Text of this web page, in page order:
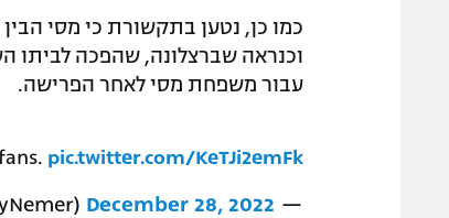
כמו כן, נטען בתקשורת כי מסי
וכנראה שברצלונה, שהפכה לביתו
עבור משפחת מסי לאחר הפרישה.
pic.twitter.com/KeTJi2emFk
— Roy Nemer (@RoyNemer)
December 28, 2022